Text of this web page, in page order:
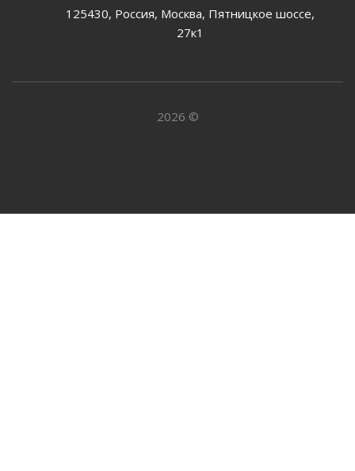
125430, Россия, Москва, Пятницкое шоссе,
27к1
2026 ©